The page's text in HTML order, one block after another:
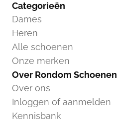
Categorieën
Dames
Heren
Alle schoenen
Onze merken
Over Rondom Schoenen
Over ons
Inloggen of aanmelden
Kennisbank